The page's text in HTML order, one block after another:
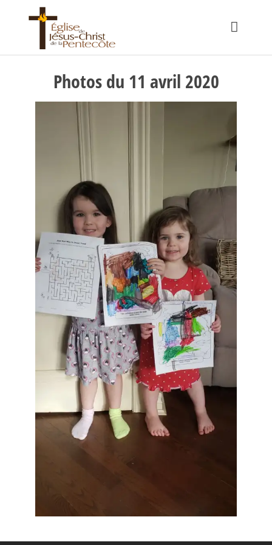
Photos du 11 avril 2020